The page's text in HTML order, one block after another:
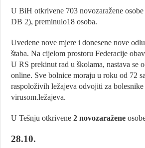
U BiH otkrivene 703 novozaražene
DB 2), preminulo18 osoba.
Uvedene nove mjere i donesene nove
štaba. Na cijelom prostoru Federacije
U RS prekinut rad u školama, nastava se
online. Sve bolnice moraju u roku od 72
raspoloživih ležajeva odvojiti za bolesnike
virusom.ležajeva.
U Tešnju otkrivene 2 novozaražene
28.10.